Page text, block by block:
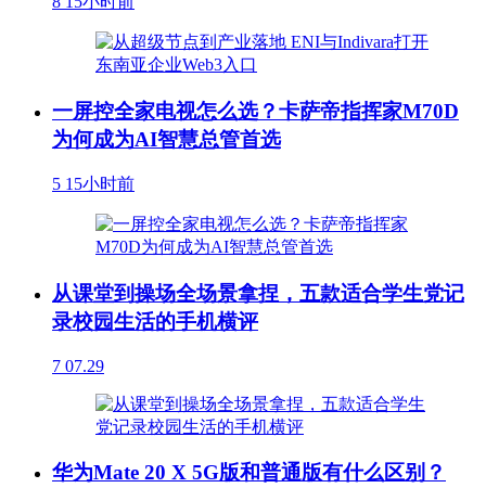
一屏控全家电视怎么选？卡萨帝指挥家M70D
为何成为AI智慧总管首选
5 15小时前
从课堂到操场全场景拿捏，五款适合学生党记
录校园生活的手机横评
7 07.29
华为Mate 20 X 5G版和普通版有什么区别？